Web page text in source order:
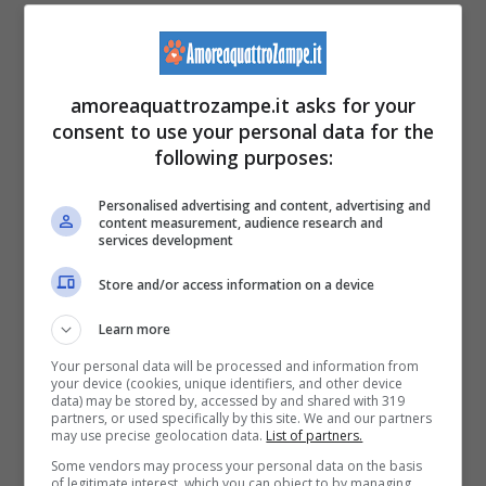
il gatto ad essere più aggressivo è
l’iperestesia felina, che si manifesta con
scariche di dolore nella schiena che
spaventano il gatto e lo rendono aggressivo.
Un altro aspetto che può portare
all’aggressività è, infine, lo stress
. Un gatto
tremendamente frustrato, stressato e
ansioso reagirà con aggressività, quindi,
soffiando, graffiando e mordendo. Anche
amoreaquattrozampe.it asks for your
consent to use your personal data for the
following purposes:
Personalised advertising and content, advertising and
content measurement, audience research and
services development
Store and/or access information on a device
Learn more
Your personal data will be processed and information from
your device (cookies, unique identifiers, and other device
data) may be stored by, accessed by and shared with 319
partners, or used specifically by this site. We and our partners
may use precise geolocation data. List of partners.
Some vendors may process your personal data on the basis